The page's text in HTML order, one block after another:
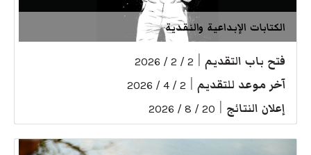
الكتابات الإبداعية والنقدية
فتح باب التقديم 2 / 2 / 2026
آخر موعد للتقديم 2 / 4 / 2026
إعلان النتائج 20 / 8 / 2026